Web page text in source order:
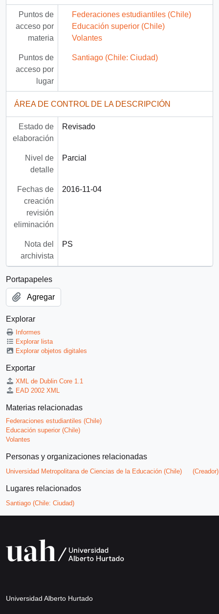
Puntos de
acceso por
materia
Federaciones estudiantiles (Chile)
Educación superior (Chile)
Volantes
Puntos de
acceso por
lugar
Santiago (Chile: Ciudad)
ÁREA DE CONTROL DE LA DESCRIPCIÓN
Estado de
elaboración
Revisado
Nivel de
detalle
Parcial
Fechas de
creación
revisión
eliminación
2016-11-04
Nota del
archivista
PS
Portapapeles
Agregar
Explorar
Informes
Explorar lista
Explorar objetos digitales
Exportar
XML de Dublin Core 1.1
EAD 2002 XML
Materias relacionadas
Federaciones estudiantiles (Chile)
Educación superior (Chile)
Volantes
Personas y organizaciones relacionadas
Universidad Metropolitana de Ciencias de la Educación (Chile) (Creador)
Lugares relacionados
Santiago (Chile: Ciudad)
Universidad Alberto Hurtado